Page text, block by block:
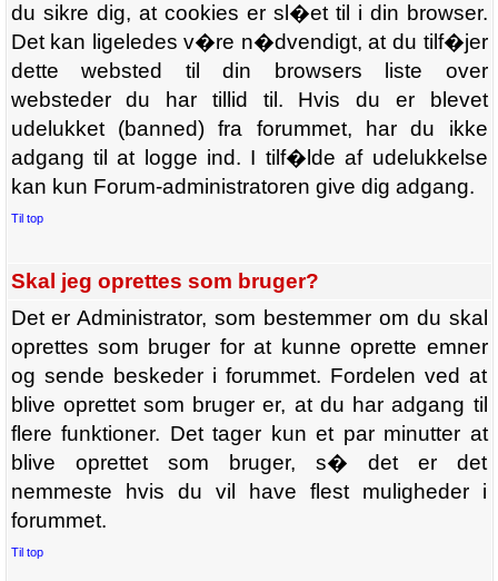
du sikre dig, at cookies er sl�et til i din browser.
Det kan ligeledes v�re n�dvendigt, at du tilf�jer
dette websted til din browsers liste over
websteder du har tillid til. Hvis du er blevet
udelukket (banned) fra forummet, har du ikke
adgang til at logge ind. I tilf�lde af udelukkelse
kan kun Forum-administratoren give dig adgang.
Til top
Skal jeg oprettes som bruger?
Det er Administrator, som bestemmer om du skal
oprettes som bruger for at kunne oprette emner
og sende beskeder i forummet. Fordelen ved at
blive oprettet som bruger er, at du har adgang til
flere funktioner. Det tager kun et par minutter at
blive oprettet som bruger, s� det er det
nemmeste hvis du vil have flest muligheder i
forummet.
Til top